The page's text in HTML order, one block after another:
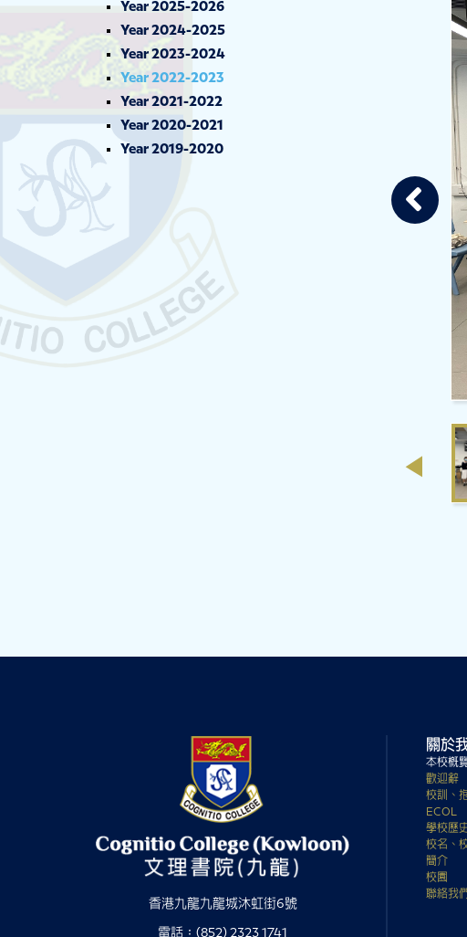
Year 2025-2026
Year 2024-2025
Year 2023-2024
Year 2022-2023
Year 2021-2022
Year 2020-2021
Year 2019-2020
香港九龍九龍城沐虹街6號
電話：(852) 2323 1741
關於
本校概
歡迎辭
校訓、
ECOL
學校歷
校名、
簡介
校園
聯絡我